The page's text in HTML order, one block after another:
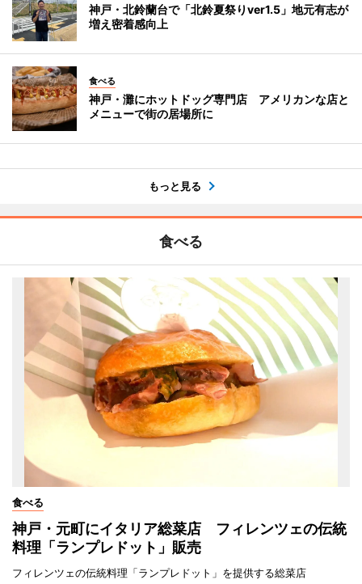
神戸・北鈴蘭台で「北鈴夏祭りver1.5」地元有志が
増え密着感向上
食べる
神戸・灘にホットドッグ専門店 アメリカンな店と
メニューで街の居場所に
もっと見る
食べる
食べる
神戸・元町にイタリア総菜店 フィレンツェの伝統
料理「ランプレドット」販売
フィレンツェの伝統料理「ランプレドット」を提供する総菜店